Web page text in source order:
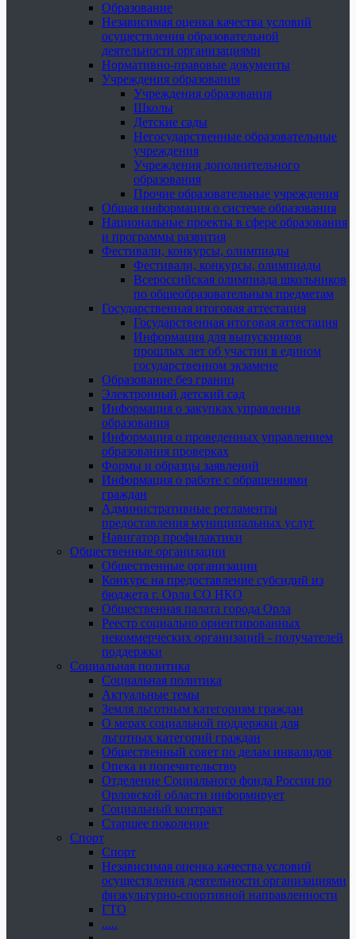
Образование
Независимая оценка качества условий
осуществления образовательной
деятельности организациями
Нормативно-правовые документы
Учреждения образования
Учреждения образования
Школы
Детские сады
Негосударственные образовательные
учреждения
Учреждения дополнительного
образования
Прочие образовательные учреждения
Общая информация о системе образования
Национальные проекты в сфере образования
и программы развития
Фестивали, конкурсы, олимпиады
Фестивали, конкурсы, олимпиады
Всероссийская олимпиада школьников
по общеобразовательным предметам
Государственная итоговая аттестация
Государственная итоговая аттестация
Информация для выпускников
прошлых лет об участии в едином
государственном экзамене
Образование без границ
Электронный детский сад
Информация о закупках управления
образования
Информация о проведенных управлением
образования проверках
Формы и образцы заявлений
Информация о работе с обращениями
граждан
Административные регламенты
предоставления муниципальных услуг
Навигатор профилактики
Общественные организации
Общественные организации
Конкурс на предоставление субсидий из
бюджета г. Орла СО НКО
Общественная палата города Орла
Реестр социально ориентированных
некоммерческих организаций - получателей
поддержки
Социальная политика
Социальная политика
Актуальные темы
Земля льготным категориям граждан
О мерах социальной поддержки для
льготных категорий граждан
Общественный совет по делам инвалидов
Опека и попечительство
Отделение Социального фонда России по
Орловской области информирует
Социальный контракт
Старшее поколение
Спорт
Спорт
Независимая оценка качества условий
осуществления деятельности организациями
физкультурно-спортивной направленности
ГТО
.....